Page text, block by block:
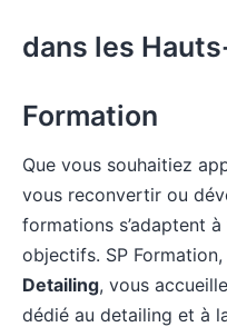
dans les
Formation
Que vous souhaitiez
vous reconvertir ou
formations s’adaptent
objectifs. SP
Detailing, vous
dédié au detailing et à